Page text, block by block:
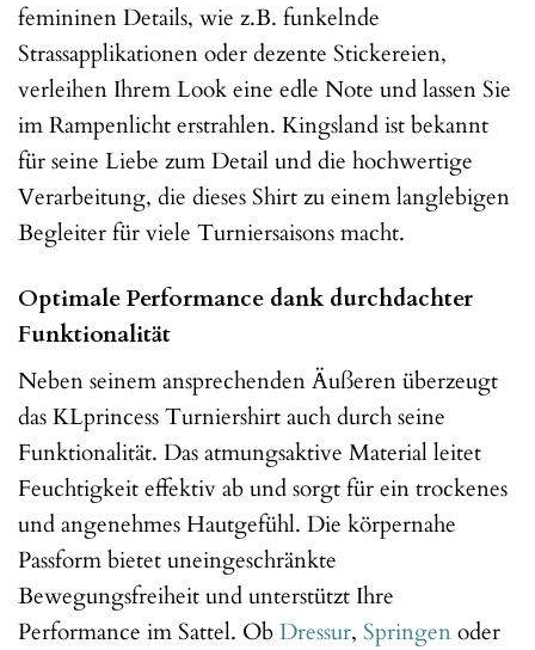
femininen Details, wie z.B. funkelnde
Strassapplikationen oder dezente Stickereien,
verleihen Ihrem Look eine edle Note und lassen Sie
im Rampenlicht erstrahlen. Kingsland ist bekannt
für seine Liebe zum Detail und die hochwertige
Verarbeitung, die dieses Shirt zu einem langlebigen
Begleiter für viele Turniersaisons macht.
Optimale Performance dank durchdachter
Funktionalität
Neben seinem ansprechenden Äußeren überzeugt
das KLprincess Turniershirt auch durch seine
Funktionalität. Das atmungsaktive Material leitet
Feuchtigkeit effektiv ab und sorgt für ein trockenes
und angenehmes Hautgefühl. Die körpernahe
Passform bietet uneingeschränkte
Bewegungsfreiheit und unterstützt Ihre
Performance im Sattel. ObDressur, Springenoder